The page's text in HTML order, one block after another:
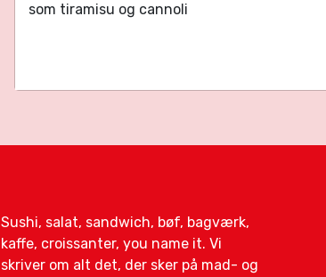
som tiramisu og cannoli
Sushi, salat, sandwich, bøf, bagværk,
kaffe, croissanter, you name it. Vi
skriver om alt det, der sker på mad- og